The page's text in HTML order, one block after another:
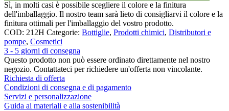
Sì, in molti casi è possibile scegliere il colore e la finitura
dell'imballaggio. Il nostro team sarà lieto di consigliarvi il colore e la
finitura ottimali per l'imballaggio del vostro prodotto.
COD: 212H Categorie: Bottiglie, Prodotti chimici, Distributori e
pompe, Cosmetici
3 - 5 giorni di consegna
Questo prodotto non può essere ordinato direttamente nel nostro
negozio. Contattateci per richiedere un'offerta non vincolante.
Richiesta di offerta
Condizioni di consegna e di pagamento
Servizi e personalizzazione
Guida ai materiali e alla sostenibilità